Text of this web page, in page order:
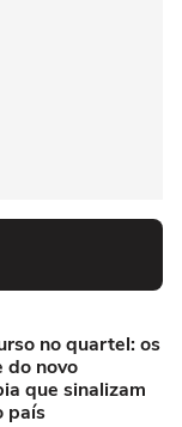
no quartel: os
do novo
que sinalizam
país